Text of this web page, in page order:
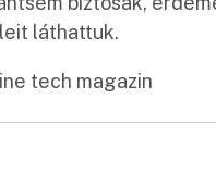
láthattuk.
tech magazin